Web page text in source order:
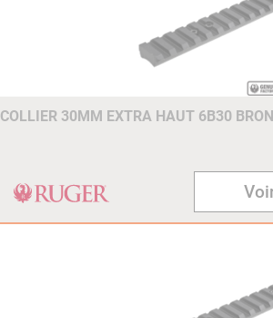
COLLIER 30MM EXTRA HAUT 6B30